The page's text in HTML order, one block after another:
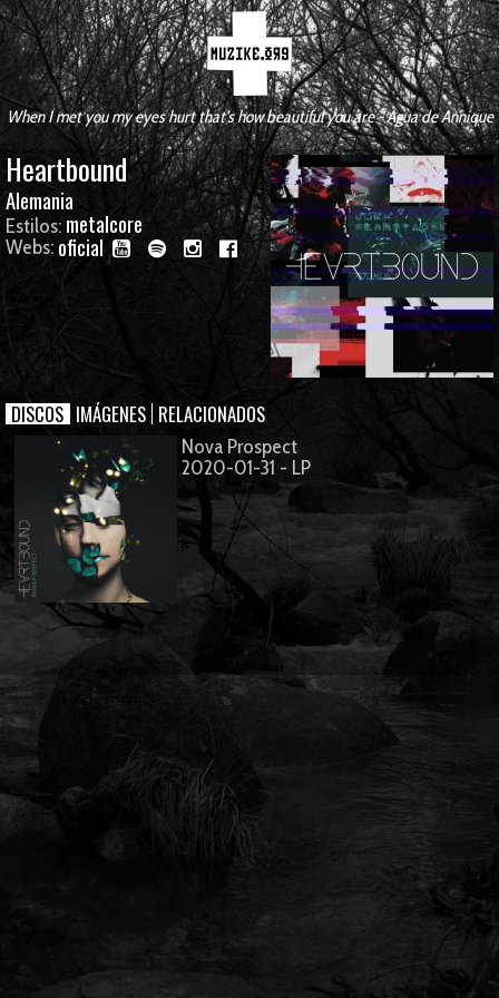
When I met you my eyes hurt that's how beautiful you are - Agua de Annique
Heartbound
Alemania
Estilos: metalcore
Webs: oficial
DISCOS IMÁGENES RELACIONADOS
Nova Prospect
2020-01-31 - LP